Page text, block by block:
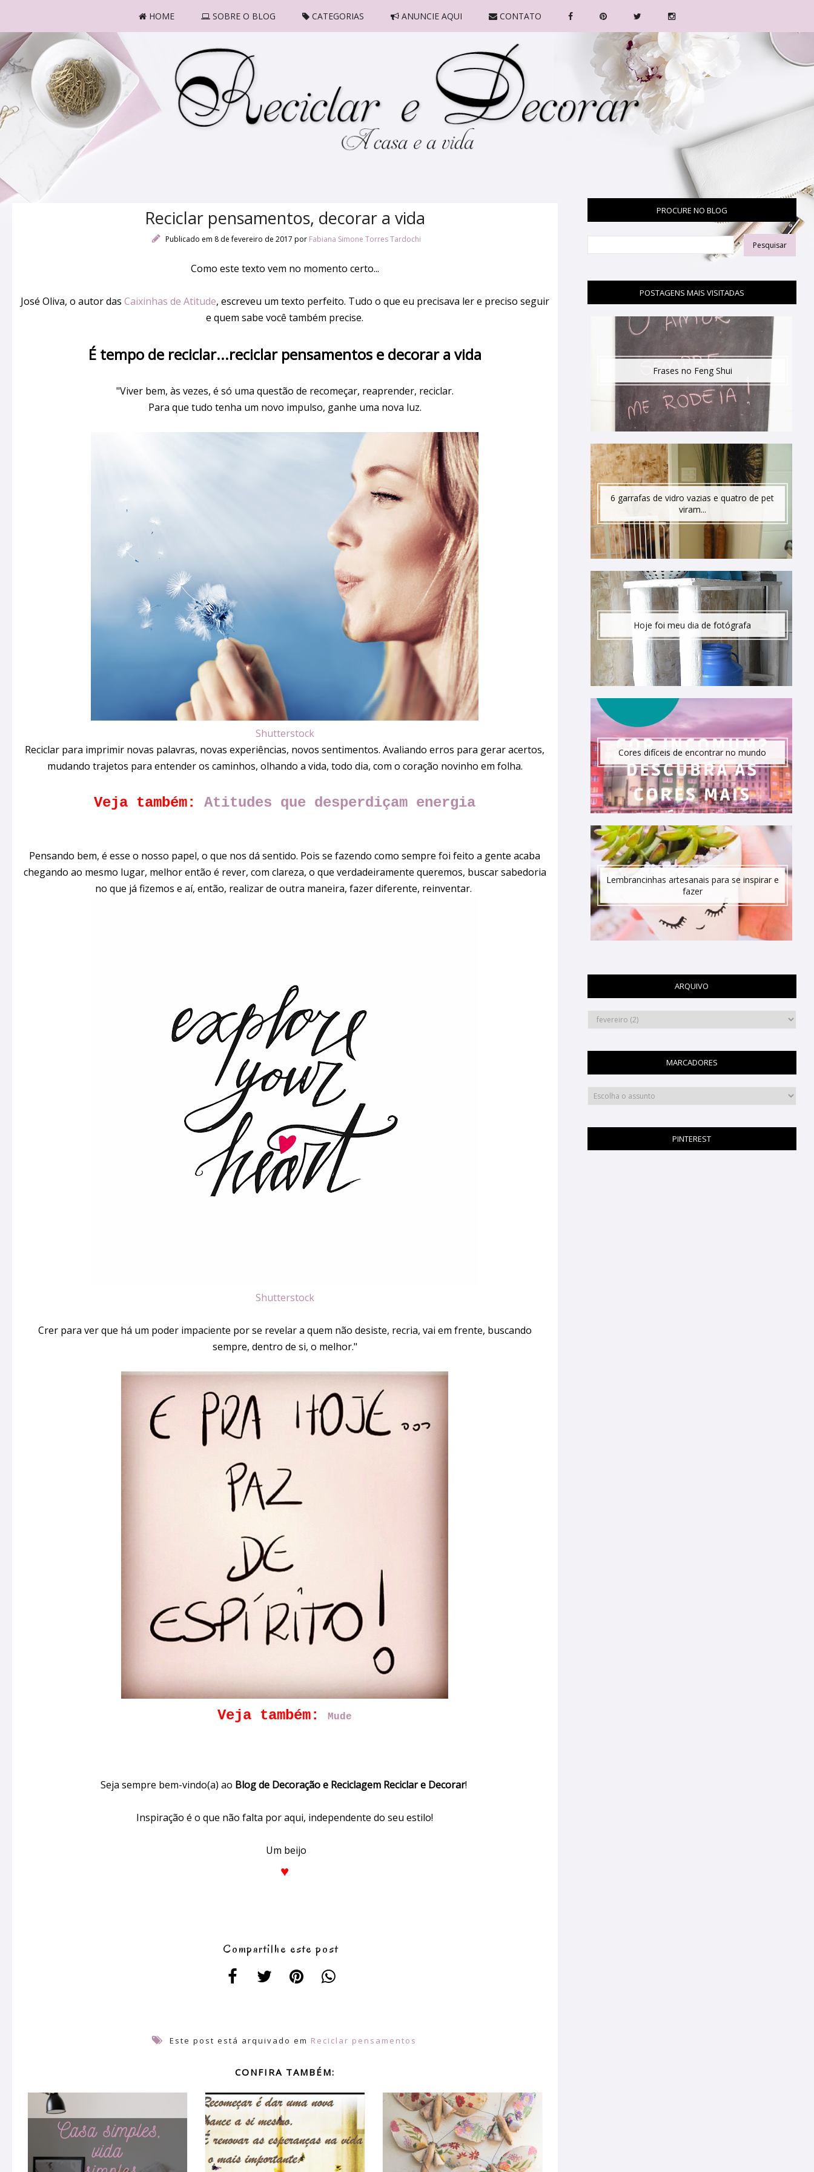
HOME SOBRE O BLOG CATEGORIAS ANUNCIE AQUI CONTATO
Reciclar pensamentos, decorar a vida
Publicado em 8 de fevereiro de 2017 por Fabiana Simone Torres Tardochi
Como este texto vem no momento certo...
José Oliva, o autor das Caixinhas de Atitude, escreveu um texto perfeito. Tudo o que eu precisava ler e preciso seguir
e quem sabe você também precise.
É tempo de reciclar...reciclar pensamentos e decorar a vida
"Viver bem, às vezes, é só uma questão de recomeçar, reaprender, reciclar.
Para que tudo tenha um novo impulso, ganhe uma nova luz.
Shutterstock
Reciclar para imprimir novas palavras, novas experiências, novos sentimentos. Avaliando erros para gerar acertos,
mudando trajetos para entender os caminhos, olhando a vida, todo dia, com o coração novinho em folha.
Veja também:Atitudes que desperdiçam energia
Pensando bem, é esse o nosso papel, o que nos dá sentido. Pois se fazendo como sempre foi feito a gente acaba
chegando ao mesmo lugar, melhor então é rever, com clareza, o que verdadeiramente queremos, buscar sabedoria
no que já fizemos e aí, então, realizar de outra maneira, fazer diferente, reinventar.
Shutterstock
Crer para ver que há um poder impaciente por se revelar a quem não desiste, recria, vai em frente, buscando
sempre, dentro de si, o melhor."
Veja também:Mude
Seja sempre bem-vindo(a) ao Blog de Decoração e Reciclagem Reciclar e Decorar!
Inspiração é o que não falta por aqui, independente do seu estilo!
Um beijo
♥
Compartilhe este post
Este post está arquivado em Reciclar pensamentos
CONFIRA TAMBÉM:
PROCURE NO BLOG
POSTAGENS MAIS VISITADAS
Frases no Feng Shui
6 garrafas de vidro vazias e quatro de pet
viram...
Hoje foi meu dia de fotógrafa
Cores difíceis de encontrar no mundo
Lembrancinhas artesanais para se inspirar e
fazer
ARQUIVO
MARCADORES
PINTEREST